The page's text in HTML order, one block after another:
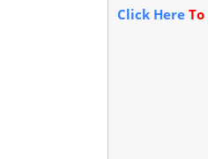
Click Here To